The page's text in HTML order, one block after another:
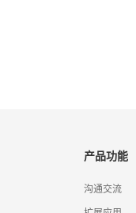
产品功能
沟通交流